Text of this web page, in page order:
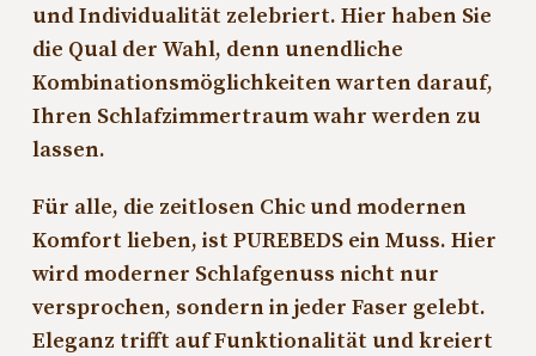
und Individualität zelebriert. Hier haben Sie
die Qual der Wahl, denn unendliche
Kombinationsmöglichkeiten warten darauf,
Ihren Schlafzimmertraum wahr werden zu
lassen.
Für alle, die zeitlosen Chic und modernen
Komfort lieben, ist PUREBEDS ein Muss. Hier
wird moderner Schlafgenuss nicht nur
versprochen, sondern in jeder Faser gelebt.
Eleganz trifft auf Funktionalität und kreiert